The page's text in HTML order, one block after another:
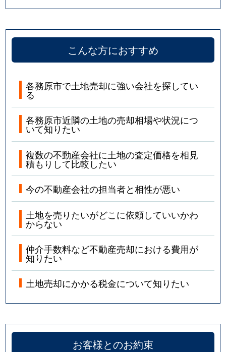
こんな方におすすめ
各務原市で土地売却に強い会社を探してい
る
各務原市近隣の土地の売却相場や状況につ
いて知りたい
複数の不動産会社に土地の査定価格を相見
積もりして比較したい
今の不動産会社の担当者と相性が悪い
土地を売りたいがどこに依頼していいかわ
からない
仲介手数料など不動産売却における費用が
知りたい
土地売却にかかる税金について知りたい
お客様とのお約束